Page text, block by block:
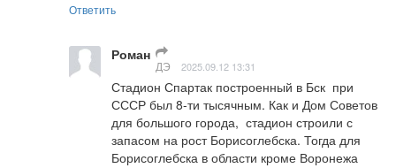
Ответить
Роман
ДЭ 2025.09.12 13:31
Стадион Спартак построенный в Бск  при
СССР был 8-ти тысячным. Как и Дом Советов
для большого города,  стадион строили с
запасом на рост Борисоглебска. Тогда для
Борисоглебска в области кроме Воронежа